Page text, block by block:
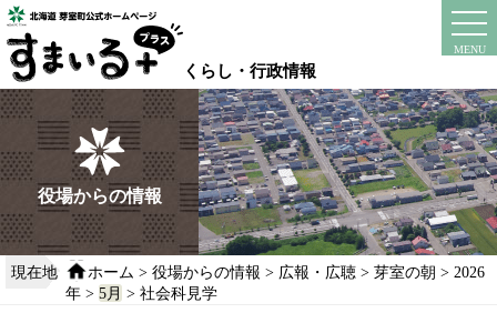
本
文
へ
移
動
る
くらし・行政情報
MENU
instagram
役場からの情報
現在地 ホーム > 役場からの情報 > 広報・広聴> 芽室の朝 > 2026
年> 5月 > 社会科見学